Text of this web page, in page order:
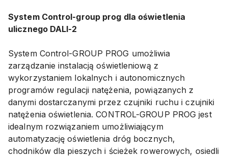
System Control-group prog dla oświetlenia
ulicznego DALI-2
System Control-GROUP PROG umożliwia
zarządzanie instalacją oświetleniową z
wykorzystaniem lokalnych i autonomicznych
programów regulacji natężenia, powiązanych z
danymi dostarczanymi przez czujniki ruchu i czujniki
natężenia oświetlenia. CONTROL-GROUP PROG jest
idealnym rozwiązaniem umożliwiającym
automatyzację oświetlenia dróg bocznych,
chodników dla pieszych i ścieżek rowerowych, osiedli